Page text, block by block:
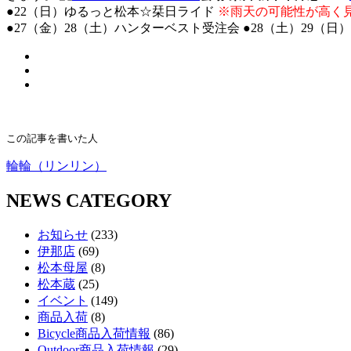
●22（日）ゆるっと松本☆栞日ライド ※雨天の可能性が高く
●27（金）28（土）ハンターベスト受注会 ●28（土）29（日
この記事を書いた人
輪輪（リンリン）
NEWS CATEGORY
お知らせ (233)
伊那店 (69)
松本母屋 (8)
松本蔵 (25)
イベント (149)
商品入荷 (8)
Bicycle商品入荷情報 (86)